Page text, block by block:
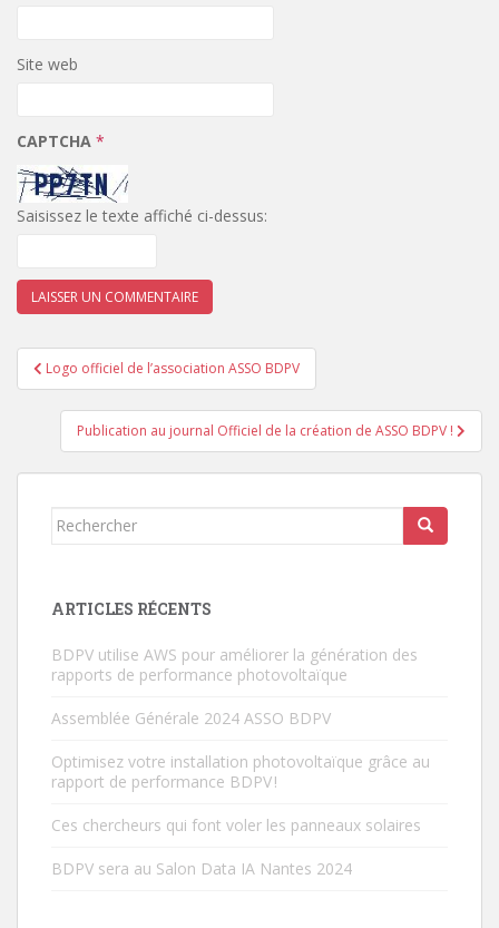
Site web
CAPTCHA *
Saisissez le texte affiché ci-dessus:
Navigation
de
l’article
Logo officiel de l’association ASSO BDPV
Publication au journal Officiel de la création de ASSO BDPV !
Rechercher...
ARTICLES RÉCENTS
BDPV utilise AWS pour améliorer la génération des
rapports de performance photovoltaïque
Assemblée Générale 2024 ASSO BDPV
Optimisez votre installation photovoltaïque grâce au
rapport de performance BDPV !
Ces chercheurs qui font voler les panneaux solaires
BDPV sera au Salon Data IA Nantes 2024